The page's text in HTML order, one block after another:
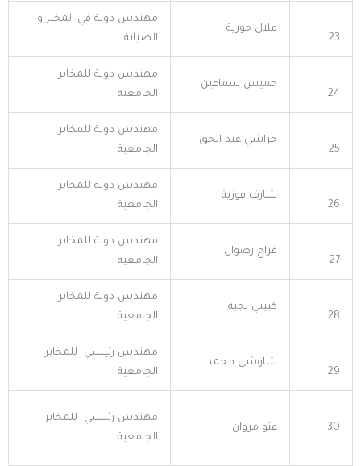
23
ملال حورية
مهندس دولة في المخبر و
الصيانة
24
حميس سماعين
مهندس دولة للمخابر
الجامعية
25
خراشي عبد الحق
مهندس دولة للمخابر
الجامعية
26
شارف فوزية
مهندس دولة للمخابر
الجامعية
27
فراح رضوان
مهندس دولة للمخابر
الجامعية
28
كبيتي نجية
مهندس دولة للمخابر
الجامعية
29
شاوشي محمد
مهندس رئيسي للمخابر
الجامعية
عتو مروان
مهندس رئيسي للمخابر
الجامعية